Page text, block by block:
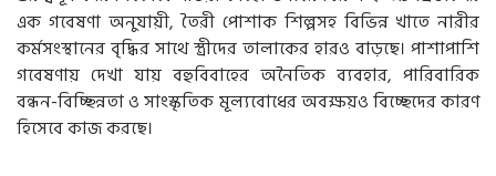
এক গবেষণা অনুযায়ী, তৈরী পোশাক শিল্পসহ বিভিন্ন খাতে নারীর
কর্মসংস্থানের বৃদ্ধির সাথে স্ত্রীদের তালাকের হারও বাড়ছে। পাশাপাশি
গবেষণায় দেখা যায় বহুবিবাহের অনৈতিক ব্যবহার, পারিবারিক
বন্ধন-বিচ্ছিন্নতা ও সাংস্কৃতিক মূল্যবোধের অবক্ষয়ও বিচ্ছেদের কারণ
হিসেবে কাজ করছে।